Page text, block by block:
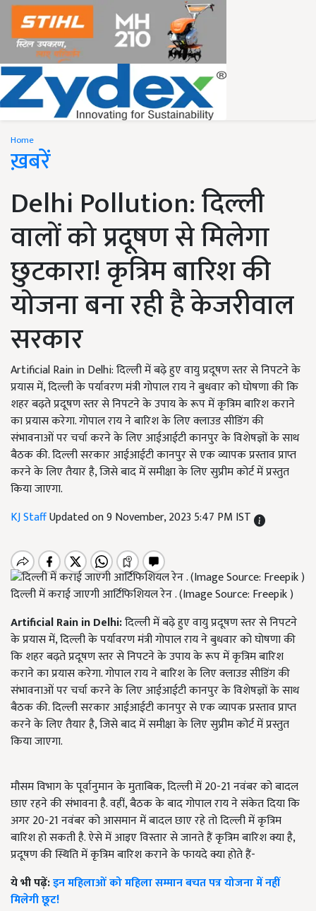
Home
ख़बरें
Delhi Pollution: दिल्ली
वालों को प्रदूषण से मिलेगा
छुटकारा! कृत्रिम बारिश की
योजना बना रही है केजरीवाल
सरकार
Artificial Rain in Delhi: दिल्ली में बढ़े हुए वायु प्रदूषण स्तर से निपटने के
प्रयास में, दिल्ली के पर्यावरण मंत्री गोपाल राय ने बुधवार को घोषणा की कि
शहर बढ़ते प्रदूषण स्तर से निपटने के उपाय के रूप में कृत्रिम बारिश कराने
का प्रयास करेगा. गोपाल राय ने बारिश के लिए क्लाउड सीडिंग की
संभावनाओं पर चर्चा करने के लिए आईआईटी कानपुर के विशेषज्ञों के साथ
बैठक की. दिल्ली सरकार आईआईटी कानपुर से एक व्यापक प्रस्ताव प्राप्त
करने के लिए तैयार है, जिसे बाद में समीक्षा के लिए सुप्रीम कोर्ट में प्रस्तुत
किया जाएगा.
KJ StaffUpdated on 9 November, 2023 5:47 PM IST
दिल्ली में कराई जाएगी आर्टिफिशियल रेन . (Image Source: Freepik )
Artificial Rain in Delhi:दिल्ली में बढ़े हुए वायु प्रदूषण स्तर से निपटने
के प्रयास में, दिल्ली के पर्यावरण मंत्री गोपाल राय ने बुधवार को घोषणा की
कि शहर बढ़ते प्रदूषण स्तर से निपटने के उपाय के रूप में कृत्रिम बारिश
कराने का प्रयास करेगा. गोपाल राय ने बारिश के लिए क्लाउड सीडिंग की
संभावनाओं पर चर्चा करने के लिए आईआईटी कानपुर के विशेषज्ञों के साथ
बैठक की. दिल्ली सरकार आईआईटी कानपुर से एक व्यापक प्रस्ताव प्राप्त
करने के लिए तैयार है, जिसे बाद में समीक्षा के लिए सुप्रीम कोर्ट में प्रस्तुत
किया जाएगा.
मौसम विभाग के पूर्वानुमान के मुताबिक, दिल्ली में 20-21 नवंबर को बादल
छाए रहने की संभावना है. वहीं, बैठक के बाद गोपाल राय ने संकेत दिया कि
अगर 20-21 नवंबर को आसमान में बादल छाए रहे तो दिल्ली में कृत्रिम
बारिश हो सकती है. ऐसे में आइए विस्तार से जानते हैं कृत्रिम बारिश क्या है,
प्रदूषण की स्थिति में कृत्रिम बारिश कराने के फायदे क्या होते हैं-
ये भी पढ़ें:इन महिलाओं को महिला सम्मान बचत पत्र योजना में नहीं
मिलेगी छूट!